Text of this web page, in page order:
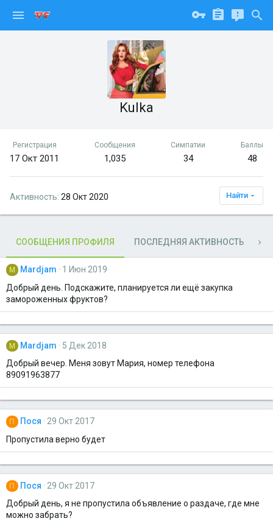
Kulka
Регистрация
17 Окт 2011
Сообщения
1,035
Симпатии
34
Баллы
48
Активность 28 Окт 2020 Найти
СООБЩЕНИЯ ПРОФИЛЯ ПОСЛЕДНЯЯ АКТИВНОСТЬ
M Mardjam
1 Июн 2019
Добрый день. Подскажите, планируется ли ещё закупка
замороженных фруктов?
M Mardjam
5 Дек 2018
Добрый вечер. Меня зовут Мария, номер телефона
89091963877
П Пося
29 Окт 2017
Пропустила верно будет
П Пося
29 Окт 2017
Добрый день, я не пропустила объявление о раздаче, где мне
можно забрать?